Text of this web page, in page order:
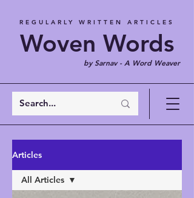
REGULARLY WRITTEN ARTICLES
Woven Words
by Sarnav - A Word Weaver
Articles
All Articles